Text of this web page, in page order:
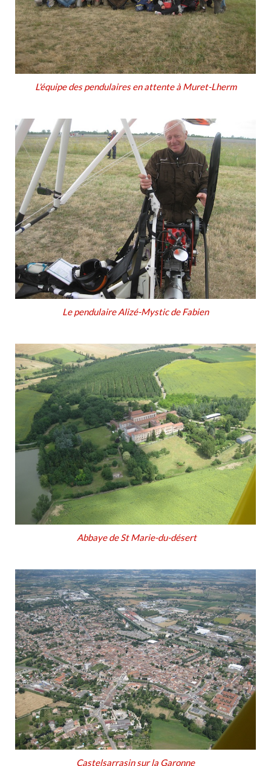
L'équipe des pendulaires en attente à Muret-Lherm
Le pendulaire Alizé-Mystic de Fabien
Abbaye de St Marie-du-désert
Castelsarrasin sur la Garonne